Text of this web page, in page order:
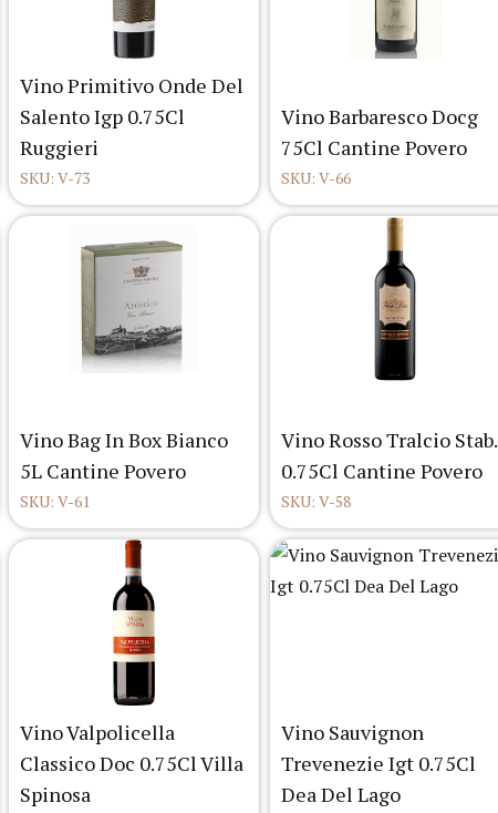
Vino Primitivo Onde Del
Salento Igp 0.75Cl
Ruggieri
SKU: V-73
Vino Barbaresco Docg
75Cl Cantine Povero
SKU: V-66
Vino Bag In Box Bianco
5L Cantine Povero
SKU: V-61
Vino Rosso Tralcio Stab.
0.75Cl Cantine Povero
SKU: V-58
Vino Valpolicella
Classico Doc 0.75Cl Villa
Spinosa
Vino Sauvignon
Trevenezie Igt 0.75Cl
Dea Del Lago